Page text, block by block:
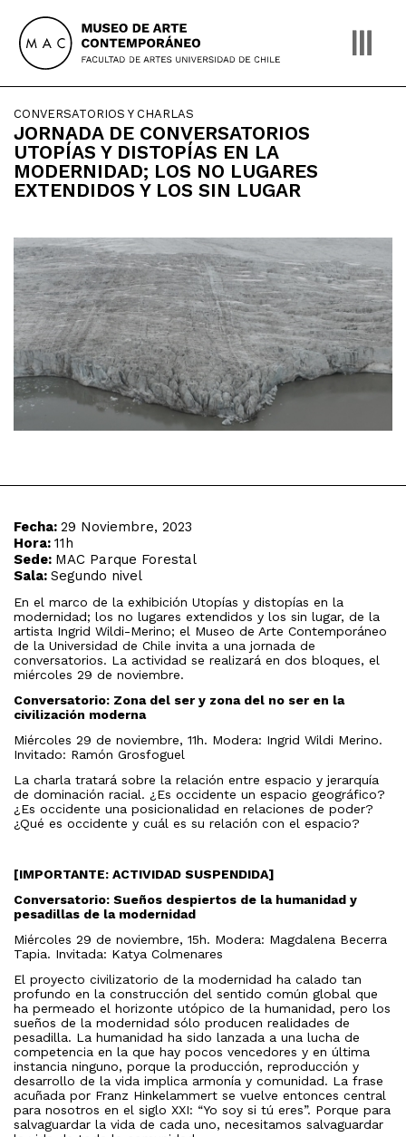
content
CONVERSATORIOS Y CHARLAS
JORNADA DE CONVERSATORIOS
UTOPÍAS Y DISTOPÍAS EN LA
MODERNIDAD; LOS NO LUGARES
EXTENDIDOS Y LOS SIN LUGAR
Fecha: 29 Noviembre, 2023
Hora: 11h
Sede: MAC Parque Forestal
Sala: Segundo nivel
En el marco de la exhibición Utopías y distopías en la
modernidad; los no lugares extendidos y los sin lugar, de la
artista Ingrid Wildi-Merino; el Museo de Arte Contemporáneo
de la Universidad de Chile invita a una jornada de
conversatorios. La actividad se realizará en dos bloques, el
miércoles 29 de noviembre.
Conversatorio: Zona del ser y zona del no ser en la
civilización moderna
Miércoles 29 de noviembre, 11h. Modera: Ingrid Wildi Merino.
Invitado: Ramón Grosfoguel
La charla tratará sobre la relación entre espacio y jerarquía
de dominación racial. ¿Es occidente un espacio geográfico?
¿Es occidente una posicionalidad en relaciones de poder?
¿Qué es occidente y cuál es su relación con el espacio?
[IMPORTANTE: ACTIVIDAD SUSPENDIDA]
Conversatorio: Sueños despiertos de la humanidad y
pesadillas de la modernidad
Miércoles 29 de noviembre, 15h. Modera: Magdalena Becerra
Tapia. Invitada: Katya Colmenares
El proyecto civilizatorio de la modernidad ha calado tan
profundo en la construcción del sentido común global que
ha permeado el horizonte utópico de la humanidad, pero los
sueños de la modernidad sólo producen realidades de
pesadilla. La humanidad ha sido lanzada a una lucha de
competencia en la que hay pocos vencedores y en última
instancia ninguno, porque la producción, reproducción y
desarrollo de la vida implica armonía y comunidad. La frase
acuñada por Franz Hinkelammert se vuelve entonces central
para nosotros en el siglo XXI: “Yo soy si tú eres”. Porque para
salvaguardar la vida de cada uno, necesitamos salvaguardar